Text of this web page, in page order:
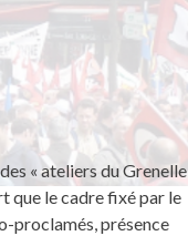
« ateliers du Grenelle
que le cadre fixé par le
proclamés, présence